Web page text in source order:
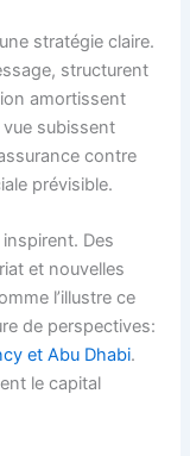
stratégie claire.
structurent
amortissent
subissent
contre
prévisible.
Des
et nouvelles
l’illustre ce
de perspectives:
et Abu Dhabi.
le capital